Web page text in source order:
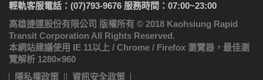
輕軌客服電話：(07)793-9676 服務時間：07:00~23:00
高雄捷運股份有限公司 版權所有 © 2018 Kaohsiung Rapid
Transit Corporation All Rights Reserved.
本網站建議使用 IE 11以上 / Chrome / Firefox 瀏覽器，最佳瀏
覽解析 1280×960
隱私權政策
資訊安全政策